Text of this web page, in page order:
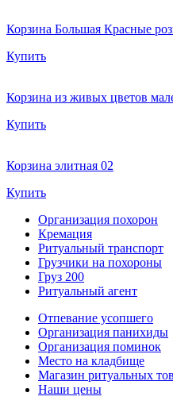
Корзина Большая Красные
Купить
Корзина из живых цветов
Купить
Корзина элитная 02
Купить
Организация похорон
Кремация
Ритуальный транспорт
Грузчики на похороны
Груз 200
Ритуальный агент
Отпевание усопшего
Организация панихиды
Организация поминок
Место на кладбище
Магазин ритуальных
Наши цены